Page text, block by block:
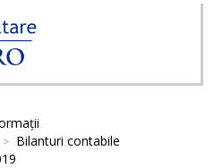
Bilanturi contabile